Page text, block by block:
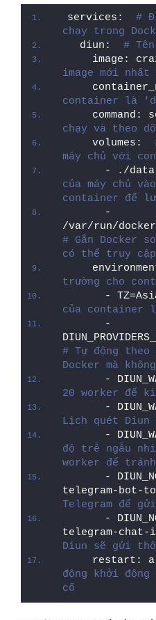
services: #
chạy trong
  diun:
#
image:
image mới nhất
container là
command:
chạy và theo
    volumes:
máy chủ với
- ./
của máy chủ
container để
      -
/var/run/
# Gắn Docker
có thể truy cập
trường cho
-
của container
      -
# Tự động
Docker mà
-
20 worker để
-
Lịch quét Diun
-
độ trễ ngẫu
worker để
-
telegram-bot-
Telegram để
-
telegram-chat-
Diun sẽ gửi
restart:
động khởi
cố